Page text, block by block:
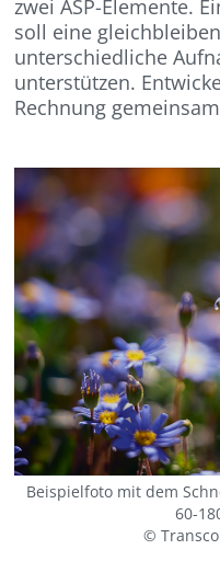
zwei ASP-Elemente.
soll eine
unterschiedliche
unterstützen.
Rechnung
Beispielfoto mit dem
60-
©